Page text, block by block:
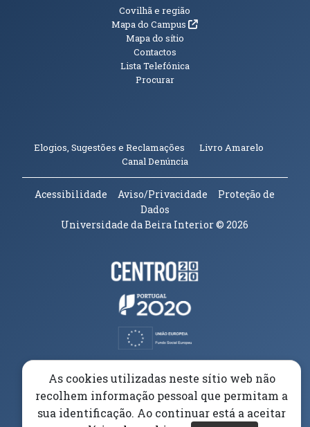
Informações Adicionais
Covilhã e região
Mapa do Campus(abre em nova janela)
Mapa do sítio
Contactos
Lista Telefónica
Procurar
Elogios, Sugestões e Reclamações Livro Amarelo
Canal Denúncia(abre em nova janela)
Acessibilidade Aviso/Privacidade
Proteção de
Dados
Universidade da Beira Interior© 2026
Parceiros e Financiadores
(abre em nova janela)
As cookies utilizadas neste sítio web não
recolhem informação pessoal que permitam a
sua identificação. Ao continuar está a aceitar